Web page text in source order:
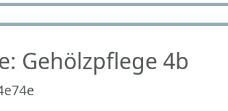
Gehölzpflege 4b